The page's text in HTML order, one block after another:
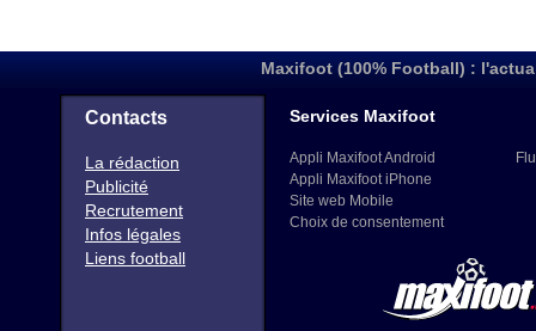
Maxifoot (100% Football) :
Contacts
La rédaction
Publicité
Recrutement
Infos légales
Liens football
Services Maxifoot
Appli Maxifoot Android
Appli Maxifoot iPhone
Site web Mobile
Choix de consentement